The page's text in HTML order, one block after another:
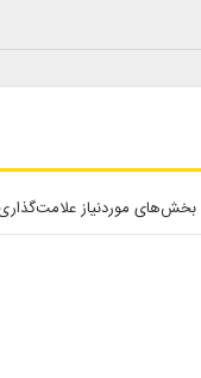
بخش‌های موردنیاز